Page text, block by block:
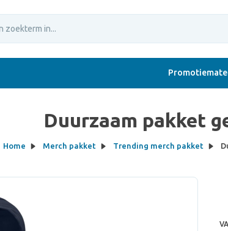
Duurzaam pakket
Home Merch pakket Trending merch pakket